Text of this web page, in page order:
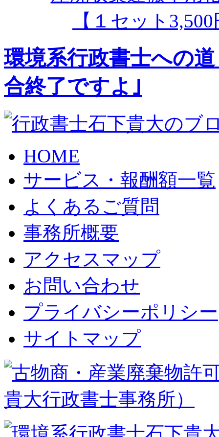
【１セット
環境系行政書士への
合終了ですよ｣
HOME
サービス・報酬額一覧
よくあるご質問
事務所概要
アクセスマップ
お問い合わせ
プライバシーポリシー
サイトマップ